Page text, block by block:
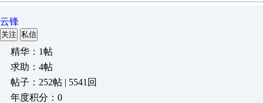
云锋
关注 私信
精华：1帖
求助：4帖
帖子：252帖 | 5541回
年度积分：0